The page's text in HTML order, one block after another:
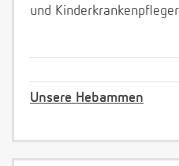
und
Unsere Hebammen